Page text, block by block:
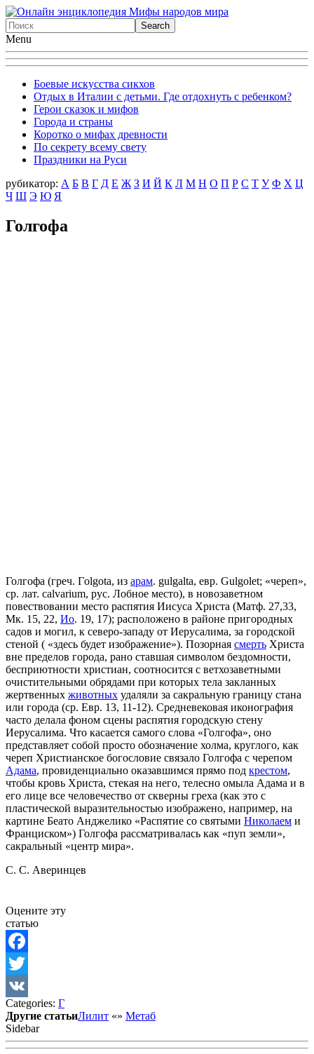
Menu
Боевые искусства сикхов
Отдых в Италии с детьми. Где отдохнуть с ребенком?
Герои сказок и мифов
Города и страны
Коротко о мифах древности
По секрету всему свету
Праздники на Руси
рубикатор: А Б В Г Д Е Ж З И Й К Л М Н О П Р С Т У Ф X Ц
Ч Ш Э Ю Я
Голгофа
Голгофа (греч. Гolgota, из арам. gulgalta, евр. Gulgolet; «череп»,
ср. лат. calvarium, pуc. Лобное место), в новозаветном
повествовании место распятия Иисуса Христа (Матф. 27,33,
Мк. 15, 22, Ио. 19, 17); расположено в районе пригородных
садов и могил, к северо-западу от Иерусалима, за городской
стеной ( «здесь будет изображение»). Позорная смерть Христа
вне пределов города, рано ставшая символом бездомности,
бесприютности христиан, соотносится с ветхозаветными
очистительными обрядами при которых тела закланных
жертвенных животных удаляли за сакральную границу стана
или города (ср. Евр. 13, 11-12). Средневековая иконография
часто делала фоном сцены распятия городскую стену
Иерусалима. Что касается самого слова «Голгофа», оно
представляет собой просто обозначение холма, круглого, как
череп Христианское богословие связало Голгофа с черепом
Адама, провиденциально оказавшимся прямо под крестом,
чтобы кровь Христа, стекая на него, телесно омыла Адама и в
его лице все человечество от скверны греха (как это с
пластической выразительностью изображено, например, на
картине Беато Анджелико «Распятие со святыми Николаем и
Франциском») Голгофа рассматривалась как «пуп земли»,
сакральный «центр мира».
С. С. Аверинцев
Оцените эту
статью
Facebook
Twitter
VK
Categories: Г
Другие статьиЛилит «» Метаб
Sidebar